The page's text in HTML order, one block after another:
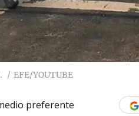
EFE/YOUTUBE
preferente